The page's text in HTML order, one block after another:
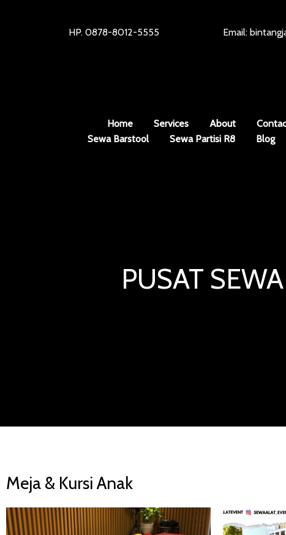
HP. 0878-8012-5555 Email:
Home Services About
Sewa Barstool
Sewa Partisi R8 Blog
PUSAT
Meja & Kursi Anak